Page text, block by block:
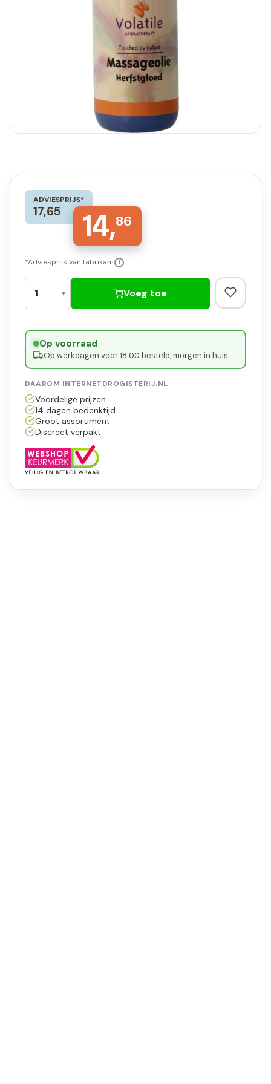
ADVIESPRIJS*
17,65 14,86
*Adviesprijs van fabrikant i
Voeg toe
Op voorraad·
Op werkdagen voor 18:00 besteld, morgen in huis
DAAROM INTERNETDROGISTERIJ.NL
Voordelige prijzen
14 dagen bedenktijd
Groot assortiment
Discreet verpakt